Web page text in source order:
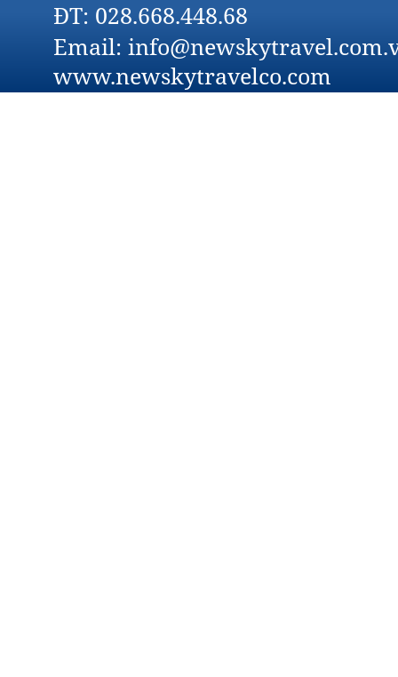
ĐT: 028.668.448.68
Email:
www.newskytravelco.com